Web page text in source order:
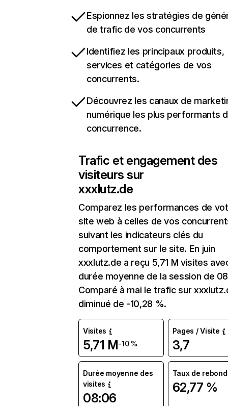
Espionnez les stratégies de
de trafic de vos concurrents
Identifiez les principaux produits,
services et catégories de vos
concurrents.
Découvrez les canaux de
numérique les plus performants
concurrence.
Trafic et engagement des
visiteurs sur
xxxlutz.de
Comparez les performances de
site web à celles de vos
suivant les indicateurs clés du
comportement sur le site. En juin
xxxlutz.de a reçu 5,71 M visites
durée moyenne de la session de
Comparé à mai le trafic sur
diminué de -10,28 %.
Visites
5,71 M-10 %
Pages / Visite
3,7
Durée moyenne des
visites
08:06
Taux de rebond
62,77 %